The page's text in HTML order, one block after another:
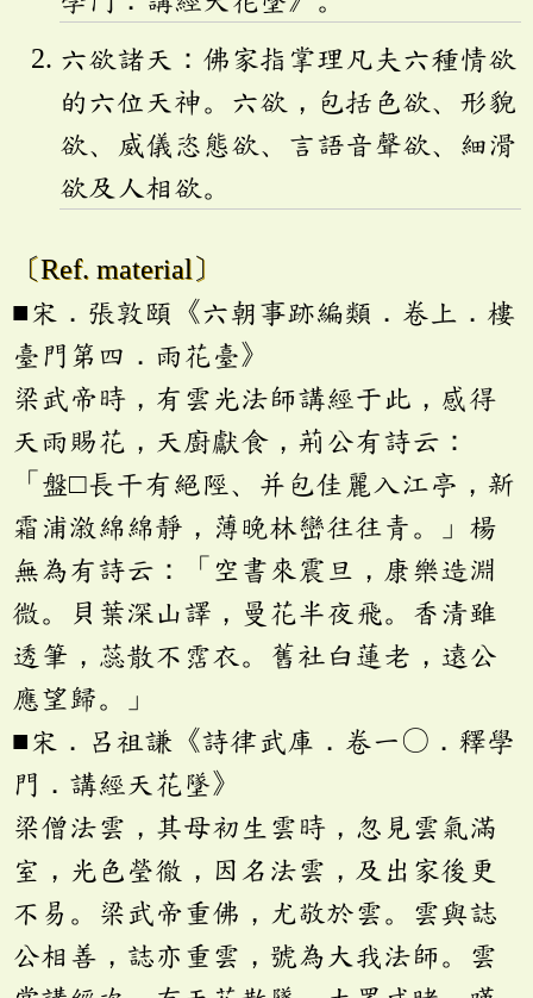
六欲諸天：佛家指掌理凡夫六種情欲
的六位天神。六欲，包括色欲、形貌
欲、威儀恣態欲、言語音聲欲、細滑
欲及人相欲。
〔Ref. material〕
■宋．張敦頤《六朝事跡編類．卷上．樓
臺門第四．雨花臺》
梁武帝時，有雲光法師講經于此，感得
天雨賜花，天廚獻食，荊公有詩云：
「盤□長干有絕陘、并包佳麗入江亭，新
霜浦漵綿綿靜，薄晚林巒往往青。」楊
無為有詩云：「空書來震旦，康樂造淵
微。貝葉深山譯，曼花半夜飛。香清雖
透筆，蕊散不霑衣。舊社白蓮老，遠公
應望歸。」
■宋．呂祖謙《詩律武庫．卷一〇．釋學
門．講經天花墜》
梁僧法雲，其母初生雲時，忽見雲氣滿
室，光色瑩徹，因名法雲，及出家後更
不易。梁武帝重佛，尤敬於雲。雲與誌
公相善，誌亦重雲，號為大我法師。雲